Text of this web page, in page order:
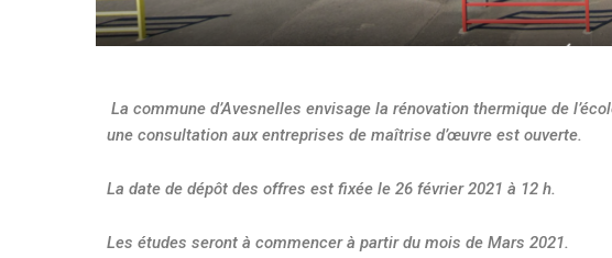
La commune d’Avesnelles envisage la rénovation thermique de
une consultation aux entreprises de maîtrise d’œuvre est ouverte.
La date de dépôt des offres est fixée le 26 février 2021 à 12 h.
Les études seront à commencer à partir du mois de Mars 2021.